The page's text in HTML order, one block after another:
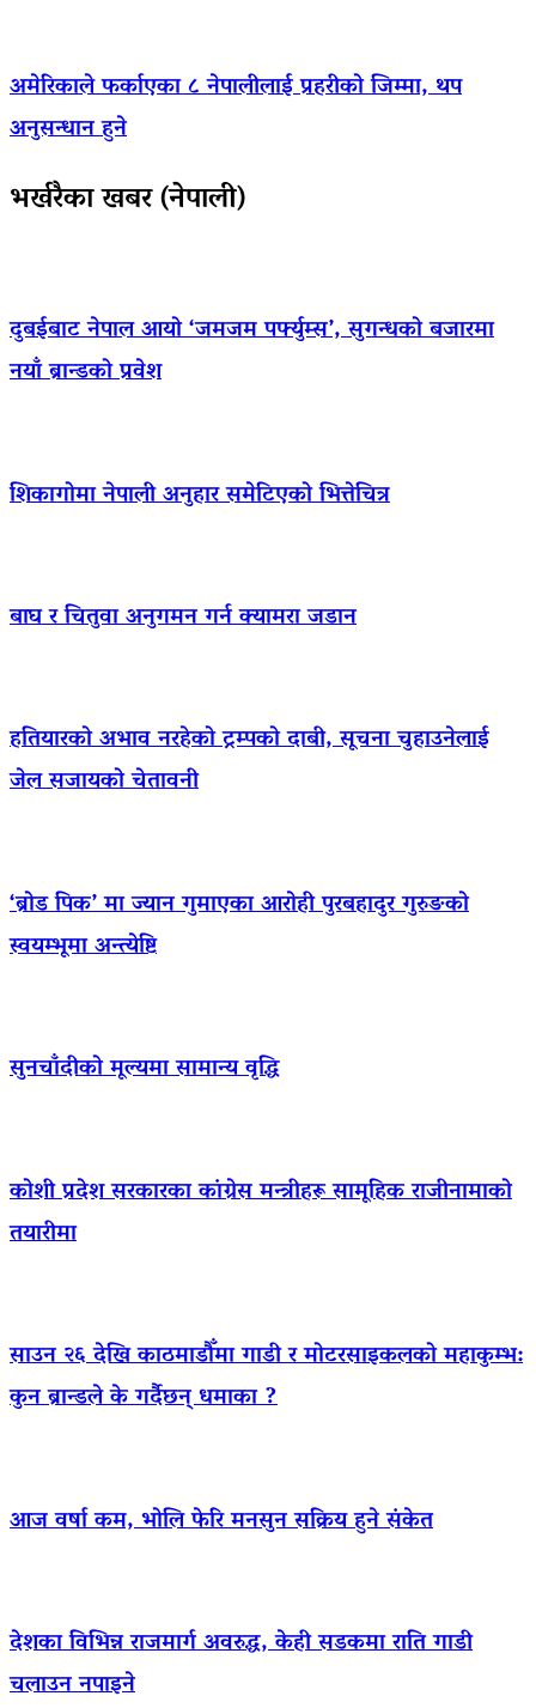
अमेरिकाले फर्काएका ८ नेपालीलाई प्रहरीको जिम्मा, थप
अनुसन्धान हुने
भर्खरैका खबर (नेपाली)
दुबईबाट नेपाल आयो ‘जमजम पर्फ्युम्स’, सुगन्धको बजारमा
नयाँ ब्रान्डको प्रवेश
शिकागोमा नेपाली अनुहार समेटिएको भित्तेचित्र
बाघ र चितुवा अनुगमन गर्न क्यामरा जडान
हतियारको अभाव नरहेको ट्रम्पको दाबी, सूचना चुहाउनेलाई
जेल सजायको चेतावनी
‘ब्रोड पिक’ मा ज्यान गुमाएका आराेही पुरबहादुर गुरुङको
स्वयम्भूमा अन्त्येष्टि
सुनचाँदीको मूल्यमा सामान्य वृद्धि
कोशी प्रदेश सरकारका कांग्रेस मन्त्रीहरू सामूहिक राजीनामाको
तयारीमा
साउन २६ देखि काठमाडौँमा गाडी र मोटरसाइकलको महाकुम्भ:
कुन ब्रान्डले के गर्दैछन् धमाका ?
आज वर्षा कम, भोलि फेरि मनसुन सक्रिय हुने संकेत
देशका विभिन्न राजमार्ग अवरुद्ध, केही सडकमा राति गाडी
चलाउन नपाइने